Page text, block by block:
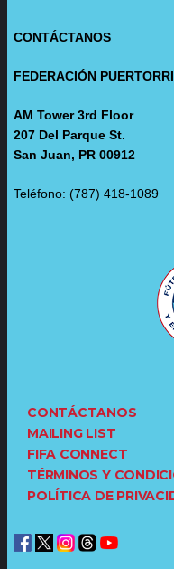
CONTÁCTANOS
FEDERACIÓN
AM Tower 3rd Floor
207 Del Parque St.
San Juan, PR 00912
Teléfono: (787) 418-1089
CONTÁCTANOS
MAILING LIST
FIFA CONNECT
TÉRMINOS Y
POLÍTICA DE